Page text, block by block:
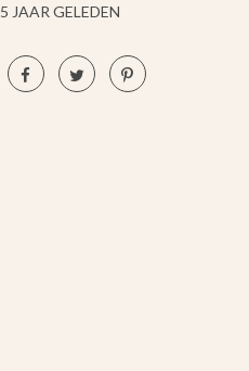
5 JAAR GELEDEN